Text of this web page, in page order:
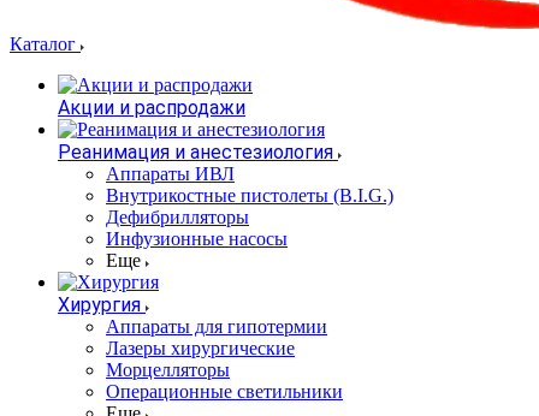
Каталог
Акции и распродажи
Реанимация и анестезиология
Аппараты ИВЛ
Внутрикостные пистолеты (B.I.G.)
Дефибрилляторы
Инфузионные насосы
Еще
Хирургия
Аппараты для гипотермии
Лазеры хирургические
Морцелляторы
Операционные светильники